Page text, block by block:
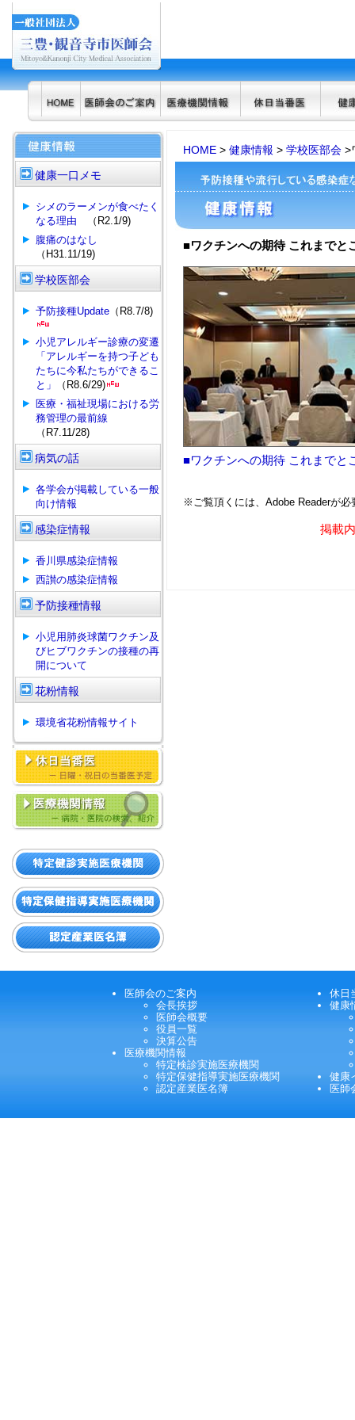
健康一口メモ
シメのラーメンが食べたく
なる理由 （R2.1/9)
腹痛のはなし
（H31.11/19)
学校医部会
予防接種Update （R8.7/8)
小児アレルギー診療の変遷
「アレルギーを持つ子ども
たちに今私たちができるこ
と」
（R8.6/29)
医療・福祉現場における労
務管理の最前線
（R7.11/28)
病気の話
各学会が掲載している一般
向け情報
感染症情報
香川県感染症情報
西讃の感染症情報
予防接種情報
小児用肺炎球菌ワクチン及
びヒブワクチンの接種の再
開について
花粉情報
環境省花粉情報サイト
HOME > 健康情報 > 学校医部会 >
■ワクチンへの期待 これまでと
■ワクチンへの期待 これまでと
※ご覧頂くには、Adobe Readerが必
掲載
医師会のご案内
会長挨拶
医師会概要
役員一覧
決算公告
医療機関情報
特定検診実施医療機関
特定保健指導実施医療機関
認定産業医名簿
休日
健康
健康
医師